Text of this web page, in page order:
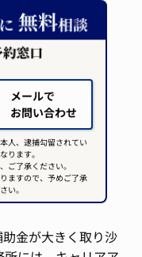
メールで
お問い合わせ
人、逮捕勾留されてい
ります。
ご了承ください。
ますので、予めご了承
い。
金が大きく取り沙